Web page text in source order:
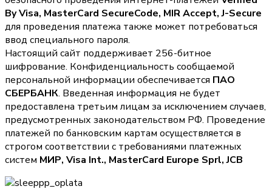
By Visa, MasterCard SecureCode, MIR Accept, J-Secure
для проведения платежа также может потребоваться
ввод специального пароля.
Настоящий сайт поддерживает 256-битное
шифрование. Конфиденциальность сообщаемой
персональной информации обеспечивается ПАО
СБЕРБАНК. Введенная информация не будет
предоставлена третьим лицам за исключением случаев,
предусмотренных законодательством РФ. Проведение
платежей по банковским картам осуществляется в
строгом соответствии с требованиями платежных
систем МИР, Visa Int., MasterCard Europe Sprl, JCB